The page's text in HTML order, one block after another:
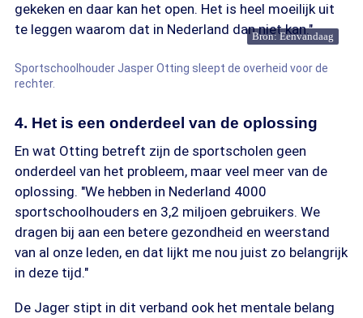
gekeken en daar kan het open. Het is heel moeilijk uit
te leggen waarom dat in Nederland dan niet kan."
Bron: Eenvandaag
Sportschoolhouder Jasper Otting sleept de overheid voor de
rechter.
4. Het is een onderdeel van de oplossing
En wat Otting betreft zijn de sportscholen geen
onderdeel van het probleem, maar veel meer van de
oplossing. "We hebben in Nederland 4000
sportschoolhouders en 3,2 miljoen gebruikers. We
dragen bij aan een betere gezondheid en weerstand
van al onze leden, en dat lijkt me nou juist zo belangrijk
in deze tijd."
De Jager stipt in dit verband ook het mentale belang